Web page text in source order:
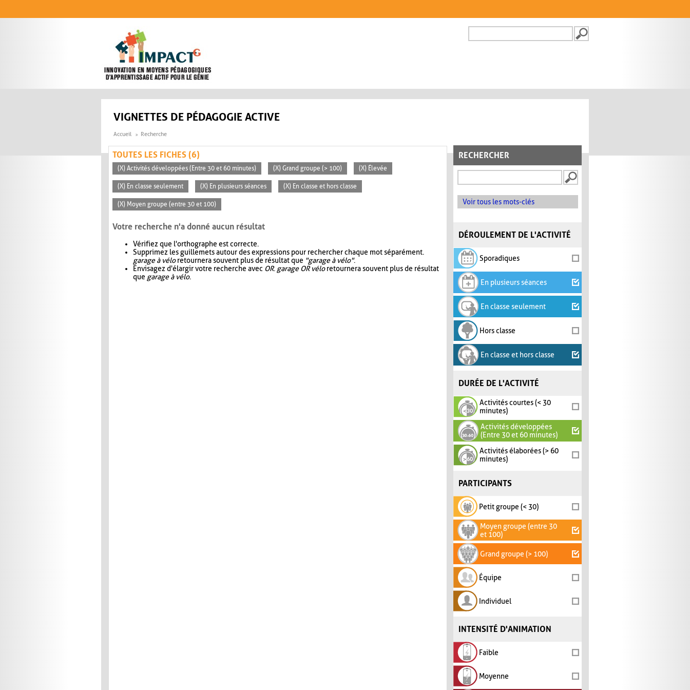
FORMULAIRE DE
VIGNETTES DE PÉDAGOGIE ACTIVE
Accueil Recherche
RECHERCHER
Voir tous les mots-clés
DÉROULEMENT DE L'ACTIVITÉ
Sporadiques
En plusieurs séances
En classe seulement
Hors classe
En classe et hors classe
DURÉE DE L'ACTIVITÉ
Activités courtes (< 30
minutes)
Activités développées
(Entre 30 et 60 minutes)
Activités élaborées (> 60
minutes)
PARTICIPANTS
Petit groupe (< 30)
Moyen groupe (entre 30
et 100)
Grand groupe (> 100)
Équipe
Individuel
INTENSITÉ D'ANIMATION
Faible
Moyenne
TOUTES LES FICHES (6)
(X) Activités développées (Entre 30 et 60 minutes) (X) Grand groupe (> 100) (X) Élevée
(X) En classe seulement (X) En plusieurs séances (X) En classe et hors classe
(X) Moyen groupe (entre 30 et 100)
Votre recherche n'a donné aucun résultat
Vérifiez que l'orthographe est correcte.
Supprimez les guillemets autour des expressions pour rechercher chaque mot séparément.
garage à véloretournera souvent plus de résultat que "garage à vélo".
Envisagez d'élargir votre recherche avec OR. garage OR véloretournera souvent plus de résultat
que garage à vélo.